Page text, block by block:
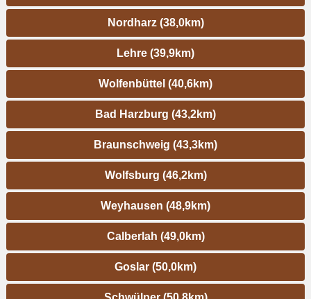
Nordharz (38,0km)
Lehre (39,9km)
Wolfenbüttel (40,6km)
Bad Harzburg (43,2km)
Braunschweig (43,3km)
Wolfsburg (46,2km)
Weyhausen (48,9km)
Calberlah (49,0km)
Goslar (50,0km)